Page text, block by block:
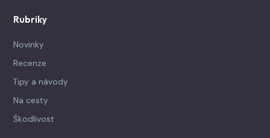
Rubriky
Novinky
Recenze
Tipy a návody
Na cesty
Škodlivost